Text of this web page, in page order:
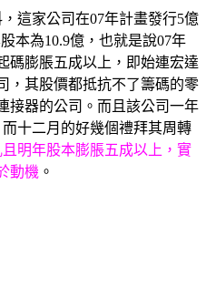
家公司在07年計畫發行5億
本為10.9億，也就是說07年
碼膨脹五成以上，即始連宏達
，其股價都抵抗不了籌碼的零
接器的公司。而且該公司一年
十二月的好幾個禮拜其周轉
明年股本膨脹五成以上，實
動機 。